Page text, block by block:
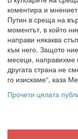
коментира и
Путин в среща на
моментът, в който
направи някаква
към него. Защото
месеци, направихме
другата страна не
го изискаме“, каза
Прочети цялата